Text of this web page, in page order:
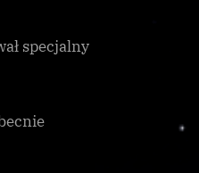
specjalny